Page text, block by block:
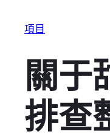
項目
關于
排查